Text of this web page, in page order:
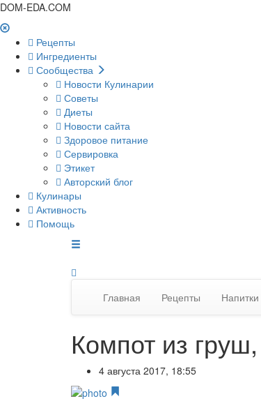
DOM-EDA.COM
Рецепты
Ингредиенты
Сообщества
Новости Кулинарии
Советы
Диеты
Новости сайта
Здоровое питание
Сервировка
Этикет
Авторский блог
Кулинары
Активность
Помощь
Главная Рецепты Напитки
Компот из
4 августа 2017, 18:55